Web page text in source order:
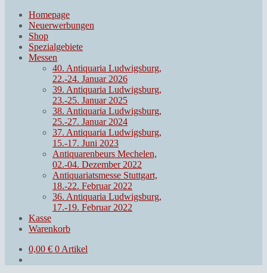
Homepage
Neuerwerbungen
Shop
Spezialgebiete
Messen
40. Antiquaria Ludwigsburg,
22.-24. Januar 2026
39. Antiquaria Ludwigsburg,
23.-25. Januar 2025
38. Antiquaria Ludwigsburg,
25.-27. Januar 2024
37. Antiquaria Ludwigsburg,
15.-17. Juni 2023
Antiquarenbeurs Mechelen,
02.-04. Dezember 2022
Antiquariatsmesse Stuttgart,
18.-22. Februar 2022
36. Antiquaria Ludwigsburg,
17.-19. Februar 2022
Kasse
Warenkorb
0,00 € 0 Artikel